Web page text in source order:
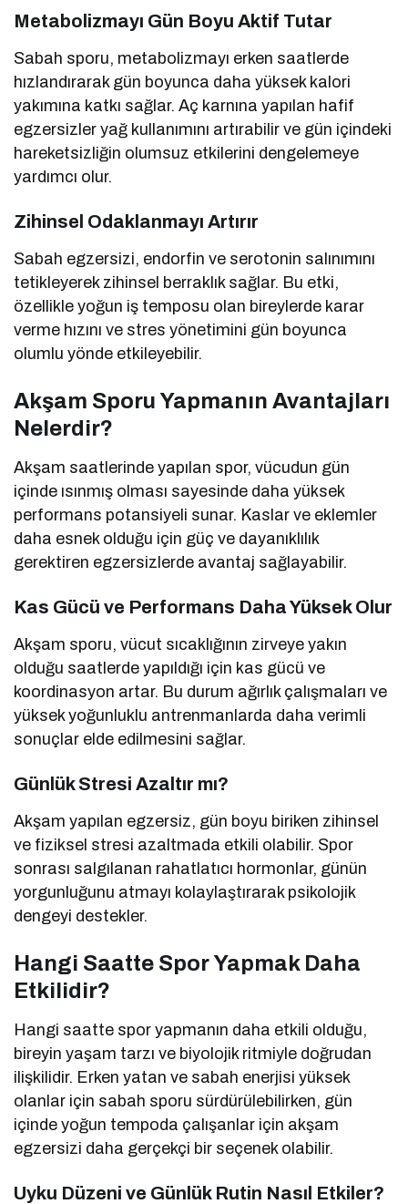
Metabolizmayı Gün Boyu Aktif Tutar
Sabah sporu, metabolizmayı erken saatlerde
hızlandırarak gün boyunca daha yüksek kalori
yakımına katkı sağlar. Aç karnına yapılan hafif
egzersizler yağ kullanımını artırabilir ve gün içindeki
hareketsizliğin olumsuz etkilerini dengelemeye
yardımcı olur.
Zihinsel Odaklanmayı Artırır
Sabah egzersizi, endorfin ve serotonin salınımını
tetikleyerek zihinsel berraklık sağlar. Bu etki,
özellikle yoğun iş temposu olan bireylerde karar
verme hızını ve stres yönetimini gün boyunca
olumlu yönde etkileyebilir.
Akşam Sporu Yapmanın Avantajları
Nelerdir?
Akşam saatlerinde yapılan spor, vücudun gün
içinde ısınmış olması sayesinde daha yüksek
performans potansiyeli sunar. Kaslar ve eklemler
daha esnek olduğu için güç ve dayanıklılık
gerektiren egzersizlerde avantaj sağlayabilir.
Kas Gücü ve Performans Daha Yüksek Olur
Akşam sporu, vücut sıcaklığının zirveye yakın
olduğu saatlerde yapıldığı için kas gücü ve
koordinasyon artar. Bu durum ağırlık çalışmaları ve
yüksek yoğunluklu antrenmanlarda daha verimli
sonuçlar elde edilmesini sağlar.
Günlük Stresi Azaltır mı?
Akşam yapılan egzersiz, gün boyu biriken zihinsel
ve fiziksel stresi azaltmada etkili olabilir. Spor
sonrası salgılanan rahatlatıcı hormonlar, günün
yorgunluğunu atmayı kolaylaştırarak psikolojik
dengeyi destekler.
Hangi Saatte Spor Yapmak Daha
Etkilidir?
Hangi saatte spor yapmanın daha etkili olduğu,
bireyin yaşam tarzı ve biyolojik ritmiyle doğrudan
ilişkilidir. Erken yatan ve sabah enerjisi yüksek
olanlar için sabah sporu sürdürülebilirken, gün
içinde yoğun tempoda çalışanlar için akşam
egzersizi daha gerçekçi bir seçenek olabilir.
Uyku Düzeni ve Günlük Rutin Nasıl Etkiler?